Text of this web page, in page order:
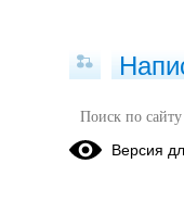
Публикации
Версия